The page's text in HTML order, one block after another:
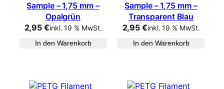
Sample – 1,75 mm –
Opalgrün
2,95€inkl. 19 % MwSt.
In den Warenkorb
Sample – 1,75 mm –
Transparent Blau
2,95€inkl. 19 % MwSt.
In den Warenkorb